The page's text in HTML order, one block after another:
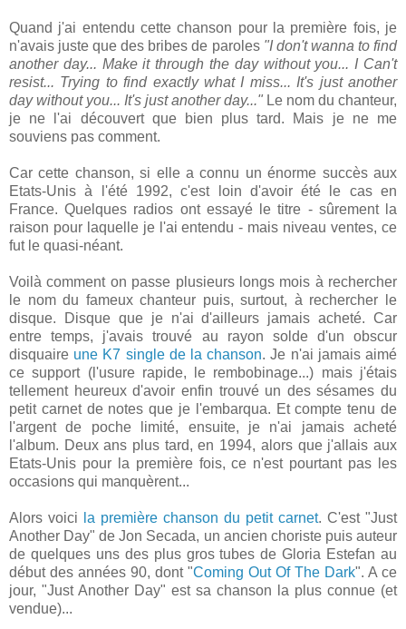
Quand j'ai entendu cette chanson pour la première fois, je
n'avais juste que des bribes de paroles "I don't wanna to find
another day... Make it through the day without you... I Can't
resist... Trying to find exactly what I miss... It's just another
day without you... It's just another day..." Le nom du chanteur,
je ne l'ai découvert que bien plus tard. Mais je ne me
souviens pas comment.
Car cette chanson, si elle a connu un énorme succès aux
Etats-Unis à l'été 1992, c'est loin d'avoir été le cas en
France. Quelques radios ont essayé le titre - sûrement la
raison pour laquelle je l'ai entendu - mais niveau ventes, ce
fut le quasi-néant.
Voilà comment on passe plusieurs longs mois à rechercher
le nom du fameux chanteur puis, surtout, à rechercher le
disque. Disque que je n'ai d'ailleurs jamais acheté. Car
entre temps, j'avais trouvé au rayon solde d'un obscur
disquaire une K7 single de la chanson. Je n'ai jamais aimé
ce support (l'usure rapide, le rembobinage...) mais j'étais
tellement heureux d'avoir enfin trouvé un des sésames du
petit carnet de notes que je l'embarqua. Et compte tenu de
l'argent de poche limité, ensuite, je n'ai jamais acheté
l'album. Deux ans plus tard, en 1994, alors que j'allais aux
Etats-Unis pour la première fois, ce n'est pourtant pas les
occasions qui manquèrent...
Alors voici la première chanson du petit carnet. C'est "Just
Another Day" de Jon Secada, un ancien choriste puis auteur
de quelques uns des plus gros tubes de Gloria Estefan au
début des années 90, dont "Coming Out Of The Dark". A ce
jour, "Just Another Day" est sa chanson la plus connue (et
vendue)...